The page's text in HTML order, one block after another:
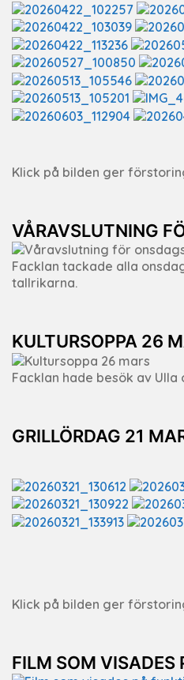
Klick på bilden ger
VÅRAVSLUTNING
Facklan tackade alla
tallrikarna.
KULTURSOPPA 26
Facklan hade besök av
GRILLÖRDAG 21
Klick på bilden ger
FILM SOM VISADES